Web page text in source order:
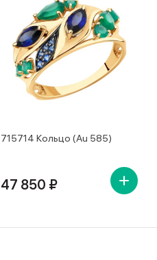
715714 Кольцо (Au 585)
47 850 ₽